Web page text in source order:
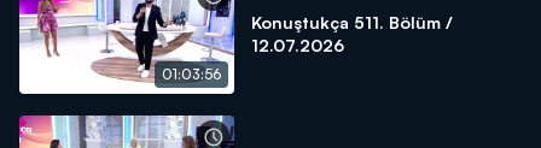
01:03:56
Konuştukça 511. Bölüm /
12.07.2026